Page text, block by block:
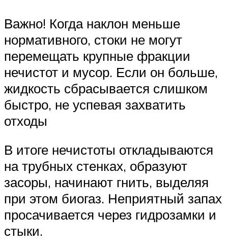
Важно! Когда наклон меньше
нормативного, стоки не могут
перемещать крупные фракции
нечистот и мусор. Если он больше,
жидкость сбрасывается слишком
быстро, не успевая захватить
отходы
В итоге нечистоты откладываются
на трубных стенках, образуют
засоры, начинают гнить, выделяя
при этом биогаз. Неприятный запах
просачивается через гидрозамки и
стыки.